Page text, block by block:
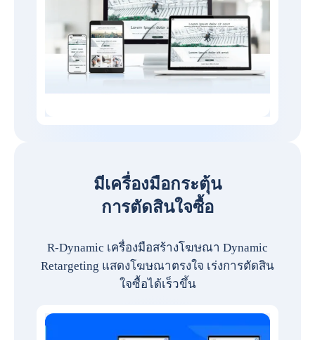
มีเครื่องมือกระตุ้น
การตัดสินใจซื้อ
R-Dynamic เครื่องมือสร้างโฆษณา Dynamic
Retargeting แสดงโฆษณาตรงใจ เร่งการตัดสิน
ใจซื้อได้เร็วขึ้น